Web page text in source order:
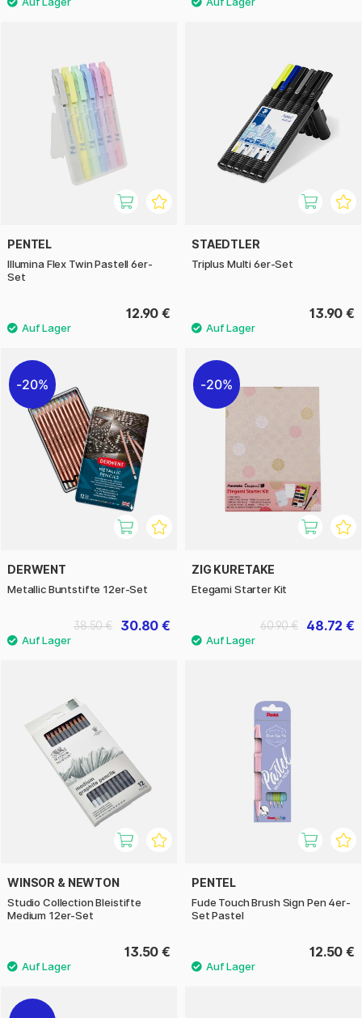
PENTEL
Illumina Flex Twin Pastell 6er-
Set
12.90 €
STAEDTLER
Triplus Multi 6er-Set
13.90 €
20%
DERWENT
Metallic Buntstifte 12er-Set
30.80 €
38.50 €
20%
ZIG KURETAKE
Etegami Starter Kit
48.72 €
60.90 €
WINSOR & NEWTON
Studio Collection Bleistifte
Medium 12er-Set
13.50 €
PENTEL
Fude Touch Brush Sign Pen 4er-
Set Pastel
12.50 €